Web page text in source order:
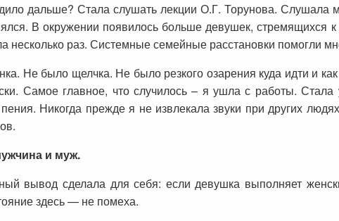
дальше? Стала слушать лекции О.Г. Торунова. Слушала
В окружении появилось больше девушек,
несколько раз. Системные семейные расстановки помогли
Не было щелчка. Не было резкого озарения куда идти и
Самое главное, что случилось – я ушла с работы. Стала
Никогда прежде я не извлекала звуки при других
и муж.
вывод сделала для себя: если девушка выполняет
здесь — не помеха.